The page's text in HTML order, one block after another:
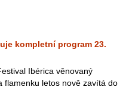
kompletní program 23.
Ibérica věnovaný
flamenku letos nově zavítá do